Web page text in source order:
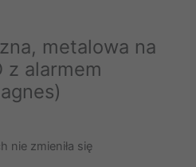
metalowa na
z alarmem
nie zmieniła się